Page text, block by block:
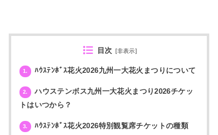
目次 [非表示]
1. ﾊｳｽﾃﾝﾎﾞｽ花火2026九州一大花火まつりについて
2.
ハウステンボス九州一大花火まつり2026チケッ
トはいつから？
3. ﾊｳｽﾃﾝﾎﾞｽ花火2026特別観覧席チケットの種類